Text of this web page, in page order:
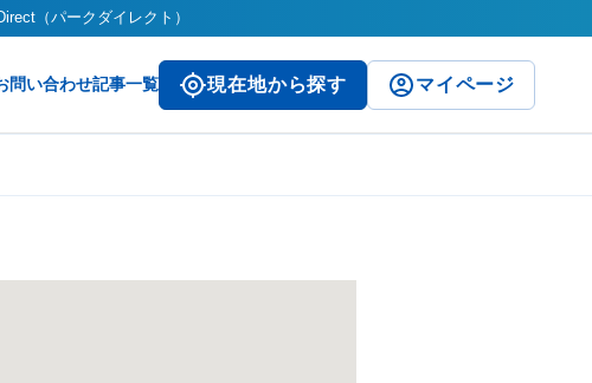
（パークダイレクト）
問い合わせ記事一覧 現在地から探す マイページ